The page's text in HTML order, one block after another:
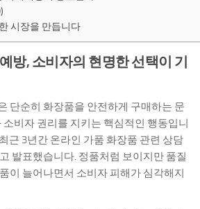
시장을 만듭니다
방, 소비자의 현명한 선택이 기
단순히 화장품을 안전하게 구매하는 문
비자 권리를 지키는 핵심적인 행동입니
근 3년간 온라인 가품 화장품 관련 상담
발표했습니다. 정품처럼 보이지만 품질
이 늘어나면서 소비자 피해가 심각해지